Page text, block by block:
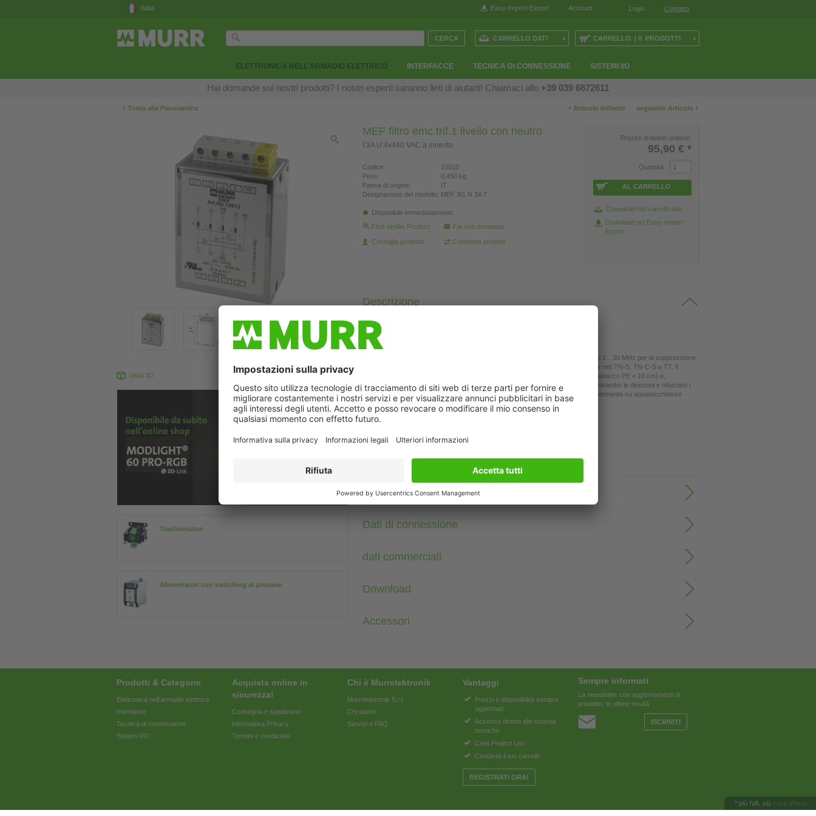
Italia Login Contatto
Account
Easy-Import-Export
ELETTRONICA NELL'ARMADIO ELETTRICO INTERFACCE TECNICA DI CONNESSIONE SISTEMI I/O
CARRELLO | 0 PRODOTTI ›
CARRELLO DATI ›
Hai domande sui nostri prodotti? I nostri esperti saranno lieti di aiutarti! Chiamaci allo +39 039 6872611
‹ Torna alla Panoramica seguente Articolo ›
‹ Articolo indietro
Vista 3D Il prodotto può differire dall'immagine
Trasformatori
Alimentatori con switching al primario
MEF filtro emc trif.1 livello con neutro
I:3A U:4x440 VAC a innesto
Codice:
10510
Peso:
0,450 kg
Paese di origine:
IT
Designazione del modello: MEF 3/1 N 3A T
Disponibile immediatamente.
Find similar Product
Fai una domanda
Consiglia prodotto Confronto prodotti
Prezzo di listino unitario:
95,90 € *
Quantità
AL CARRELLO
Download nel carrello dati
Download nel Easy-Import-
Export
Descrizione
Corrente: 3 A
a innesto su guida
con neutro
Curve di attenuazione su richiesta.
I filtri antidisturbo di rete trifase ad un livello MEF 3/1 trovano impiego nel campo 0.1…30 MHz per la soppressione
di disturbi trasmessi su linea in sistemi di rete e di alimentazione. Sono indicati per reti TN-S, TN-C-S e TT. Il
migliore effetto filtrante si ottiene con linee di collegamento brevi (raccomandato: attacco PE < 10 cm) e,
possibilmente, sezioni di grandi dimensioni. I filtri antidisturbo di rete operano in entrambe le direzioni e riducono i
disturbi di tipo simmetrico e asimmetrico, originati sulla rete e riscontrabili frequentemente su apparecchiature
trifase a controllo elettronico.
Dati tecnici
Dati di connessione
dati commerciali
Download
Accessori
Prodotti & Categorie
Elettronica nell'armadio elettrico
Interfacce
Tecnica di connessione
Sistemi I/O
Acquista online in
sicurezza!
Consegna e spedizione
Informativa Privacy
Termini e condizioni
Chi è Murrelektronik
Murrelektronik S.r.l.
Chi siamo
Servizi e FAQ
Vantaggi
Prezzi e disponibilità sempre
aggiornati
Accesso diretto alle schede
tecniche
Crea Project List
Condividi il tuo carrello
REGISTRATI ORA!
Sempre informati
La newsletter con aggiornamenti di
prodotto, le ultime novità
ISCRIVITI
* più IVA, più costi d'invio